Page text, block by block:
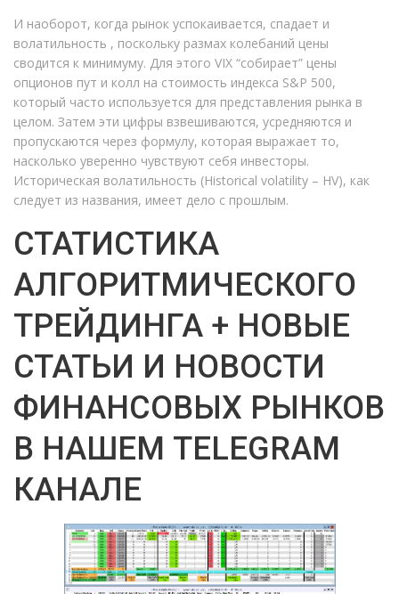
И наоборот, когда рынок успокаивается, спадает и
волатильность , поскольку размах колебаний цены
сводится к минимуму. Для этого VIX “собирает” цены
опционов пут и колл на стоимость индекса S&P 500,
который часто используется для представления рынка в
целом. Затем эти цифры взвешиваются, усредняются и
пропускаются через формулу, которая выражает то,
насколько уверенно чувствуют себя инвесторы.
Историческая волатильность (Historical volatility – HV), как
следует из названия, имеет дело с прошлым.
СТАТИСТИКА
АЛГОРИТМИЧЕСКОГО
ТРЕЙДИНГА + НОВЫЕ
СТАТЬИ И НОВОСТИ
ФИНАНСОВЫХ РЫНКОВ
В НАШЕМ TELEGRAM
КАНАЛЕ